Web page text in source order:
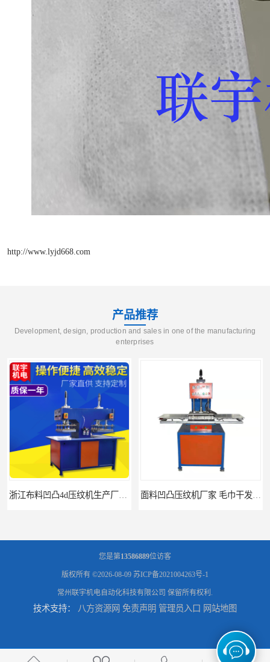
http://www.lyjd668.com
产品推荐
Development, design, production and sales in one of the manufacturing
enterprises
浙江布料凹凸4d压纹机厂家 服装针织布料凹凸压纹机 性能稳定 湖北皮革压标机价格 布料凹凸3d压花机 现货供应
您是第13586889位访客
版权所有 ©2026-08-09 苏ICP备2021004263号-1
常州联宇机电自动化科技有限公司 保留所有权利.
技术支持： 八方资源网 免责声明 管理员入口 网站地图